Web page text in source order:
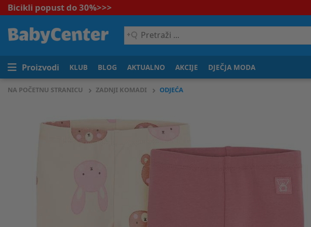
Bicikli popust do 30%>>>
Pretraži
...
Proizvodi KLUB BLOG AKTUALNO AKCIJE DJEČJA MODA
NA POČETNU STRANICU ZADNJI KOMADI ODJEĆA